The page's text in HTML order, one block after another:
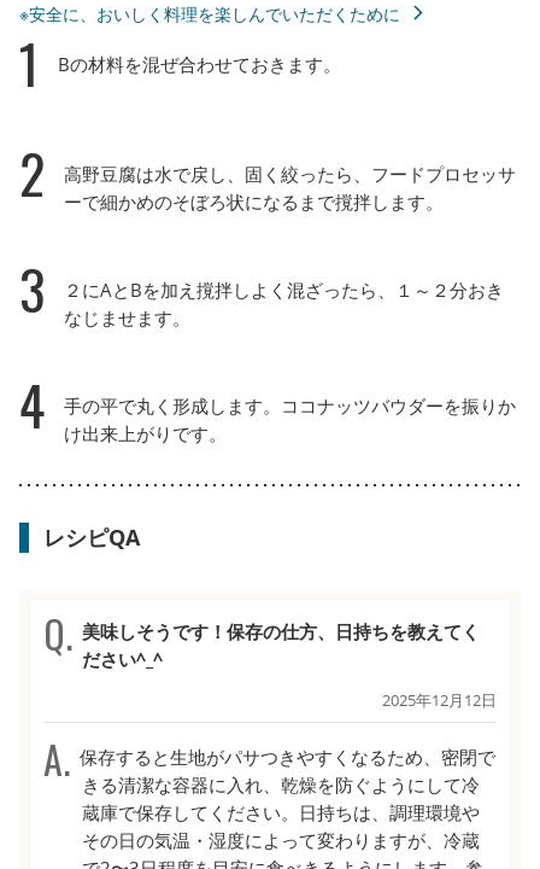
※安全に、おいしく料理を楽しんでいただくために
1 Bの材料を混ぜ合わせておきます。
2
高野豆腐は水で戻し、固く絞ったら、フードプロセッサ
ーで細かめのそぼろ状になるまで撹拌します。
3
２にAとBを加え撹拌しよく混ざったら、１～２分おき
なじませます。
4
手の平で丸く形成します。ココナッツバウダーを振りか
け出来上がりです。
レシピQA
美味しそうです！保存の仕方、日持ちを教えてく
ださい^_^
2025年12月12日
保存すると生地がパサつきやすくなるため、密閉で
きる清潔な容器に入れ、乾燥を防ぐようにして冷
蔵庫で保存してください。日持ちは、調理環境や
その日の気温・湿度によって変わりますが、冷蔵